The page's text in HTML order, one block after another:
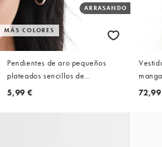
MÁS COLORES
ARRASANDO
Pendientes de aro pequeños
plateados sencillos de
Accessorize
5,99 €